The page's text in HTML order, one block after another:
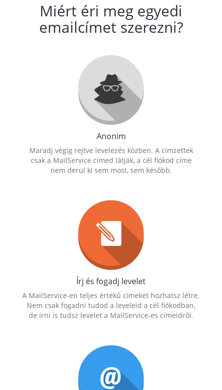
Miért éri meg egyedi
emailcímet szerezni?
Anonim
Maradj végig rejtve levelezés közben. A címzettek
csak a MailService címed látják, a cél fiókod címe
nem derül ki sem most, sem később.
Írj és fogadj levelet
A MailService-en teljes értékű címeket hozhatsz létre.
Nem csak fogadni tudod a leveleid a cél fiókodban,
de írni is tudsz levelet a MailService-es címeidről.